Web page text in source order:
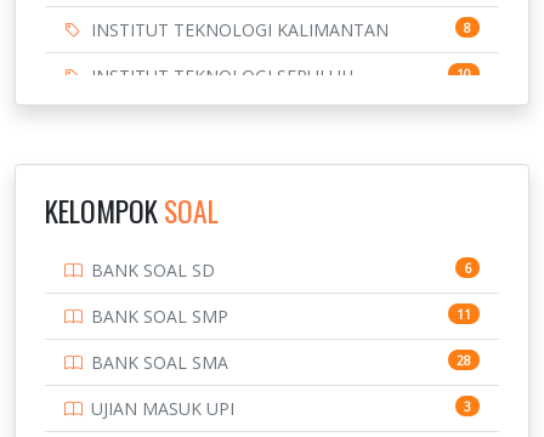
INSTITUT TEKNOLOGI KALIMANTAN 8
INSTITUT TEKNOLOGI SEPULUH
NOVEMBER
10
3
169
7
PTDI STTD 4
KELOMPOKSOAL
BANK SOAL SD 6
BANK SOAL SMP 11
BANK SOAL SMA 28
UJIAN MASUK UPI 3